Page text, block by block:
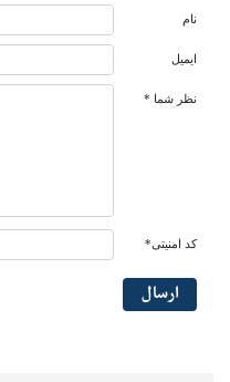
نام
ایمیل
نظر شما *
کد امنیتی*
ارسال